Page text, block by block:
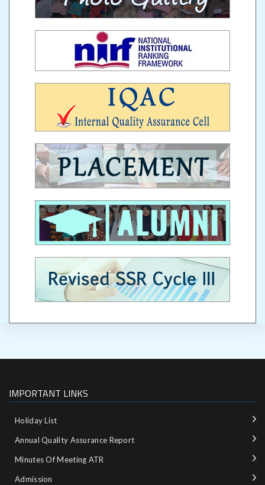
IMPORTANT LINKS
Holiday List
Annual Quality Assurance Report
Minutes Of Meeting ATR
Admission